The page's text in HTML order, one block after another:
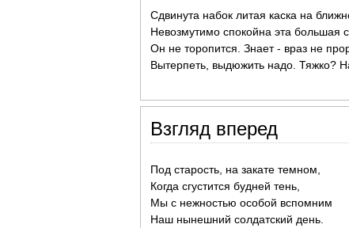
Сдвинута набок литая каска на
Невозмутимо спокойна эта большая
Он не торопится. Знает - враз не
Вытерпеть, выдюжить надо. Тяжко?
Взгляд вперед
Под старость, на закате темном,
Когда сгустится будней тень,
Мы с нежностью особой вспомним
Наш нынешний солдатский день.